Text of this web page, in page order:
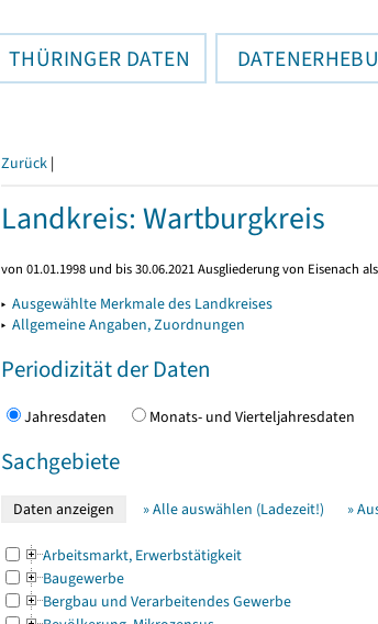
THÜRINGER DATEN
Zurück |
Landkreis: Wartburgkreis
von 01.01.1998 und bis 30.06.2021 Ausgliederung von Eisenach
▸ Ausgewählte Merkmale des Landkreises
▸ Allgemeine Angaben, Zuordnungen
Periodizität der Daten
Jahresdaten Monats- und Vierteljahresdaten
Sachgebiete
» Alle auswählen (Ladezeit!) »
Arbeitsmarkt, Erwerbstätigkeit
Baugewerbe
Bergbau und Verarbeitendes Gewerbe